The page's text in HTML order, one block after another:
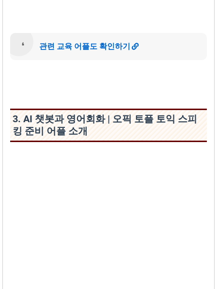
관련 교육 어플도 확인하기
3. AI 챗봇과 영어회화 | 오픽 토플 토익 스피
킹 준비 어플 소개